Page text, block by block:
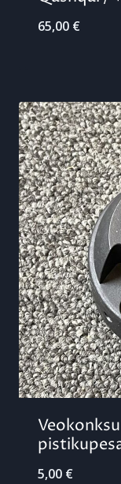
65,00 €
5,00 €